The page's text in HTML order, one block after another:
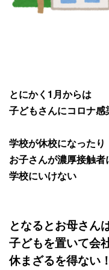
とにかく1月からは
子どもさんにコロナ感
学校が休校になったり
お子さんが濃厚接触
学校にいけない
となるとお母さん
子どもを置いて会
休まざるを得ない！